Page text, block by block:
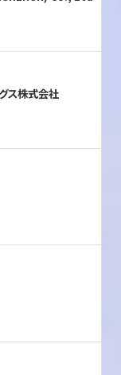
ス株式会社